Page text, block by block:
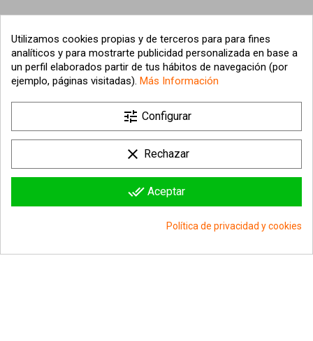
Información sobre la tienda 
Utilizamos cookies propias y de terceros para para fines
analíticos y para mostrarte publicidad personalizada en base a
un perfil elaborados partir de tus hábitos de navegación (por
ejemplo, páginas visitadas). Más Información
tune Configurar
clear Rechazar
done_all Aceptar
Política de privacidad y cookies